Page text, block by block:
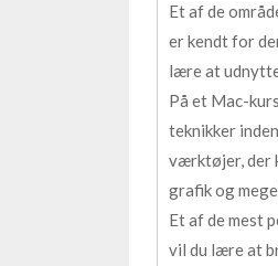
Et af de
er kendt for
lære at
På et Mac-
teknikker
værktøjer, der
grafik og
Et af de mest
vil du lære at